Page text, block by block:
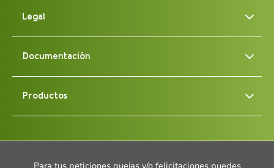
Legal
Documentación
Productos